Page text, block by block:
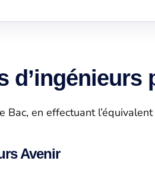
d’ingénieurs
en effectuant
Avenir